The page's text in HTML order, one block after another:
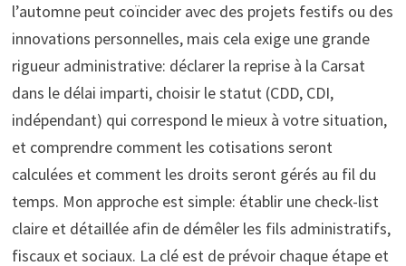
l’automne peut coïncider avec des projets festifs ou des
innovations personnelles, mais cela exige une grande
rigueur administrative: déclarer la reprise à la Carsat
dans le délai imparti, choisir le statut (CDD, CDI,
indépendant) qui correspond le mieux à votre situation,
et comprendre comment les cotisations seront
calculées et comment les droits seront gérés au fil du
temps. Mon approche est simple: établir une check-list
claire et détaillée afin de démêler les fils administratifs,
fiscaux et sociaux. La clé est de prévoir chaque étape et